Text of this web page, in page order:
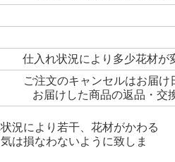
仕入れ状況により多少花材が
ご注文のキャンセルはお届
お届けした商品の返品・交
若干、花材がかわる
は損なわないように致しま